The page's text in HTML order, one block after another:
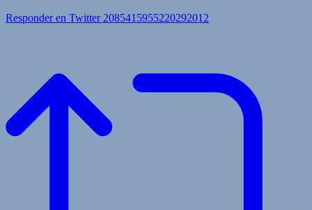
Responder en Twitter 2085415955220292012